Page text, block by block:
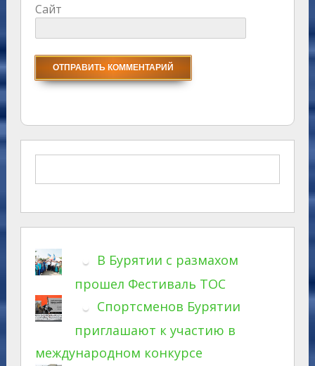
Сайт
В Бурятии с размахом
прошел Фестиваль ТОС
Спортсменов Бурятии
приглашают к участию в
международном конкурсе